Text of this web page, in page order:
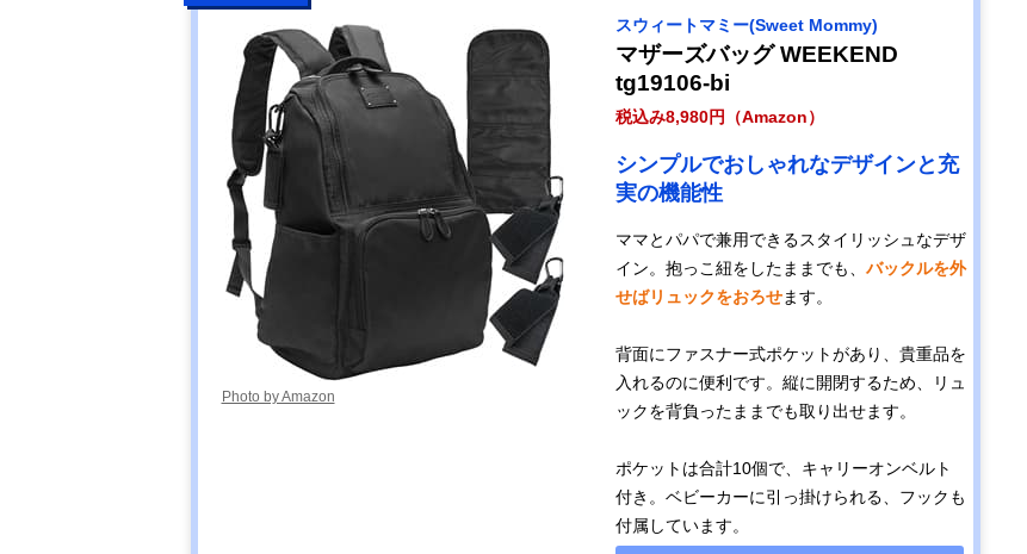
Photo by Amazon
スウィートマミー(Sweet Mommy)
マザーズバッグ WEEKEND
tg19106-bi
税込み8,980円（Amazon）
シンプルでおしゃれなデザインと充
実の機能性
ママとパパで兼用できるスタイリッシュなデザ
イン。抱っこ紐をしたままでも、 バックルを外
せばリュックをおろせます。
背面にファスナー式ポケットがあり、貴重品を
入れるのに便利です。縦に開閉するため、リュ
ックを背負ったままでも取り出せます。
ポケットは合計10個で、キャリーオンベルト
付き。ベビーカーに引っ掛けられる、フックも
付属しています。